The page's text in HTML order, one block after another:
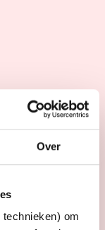
Over
om
Naast
zijn ook